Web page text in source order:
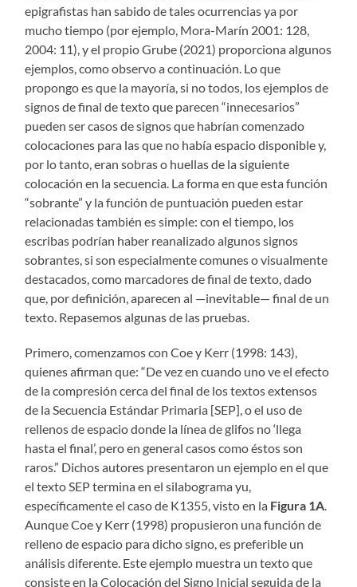
epigrafistas han sabido de tales ocurrencias ya por
mucho tiempo (por ejemplo, Mora-Marín 2001: 128,
2004: 11), y el propio Grube (2021) proporciona algunos
ejemplos, como observo a continuación. Lo que
propongo es que la mayoría, si no todos, los ejemplos de
signos de final de texto que parecen “innecesarios”
pueden ser casos de signos que habrían comenzado
colocaciones para las que no había espacio disponible y,
por lo tanto, eran sobras o huellas de la siguiente
colocación en la secuencia. La forma en que esta función
“sobrante” y la función de puntuación pueden estar
relacionadas también es simple: con el tiempo, los
escribas podrían haber reanalizado algunos signos
sobrantes, si son especialmente comunes o visualmente
destacados, como marcadores de final de texto, dado
que, por definición, aparecen al —inevitable— final de un
texto. Repasemos algunas de las pruebas.
Primero, comenzamos con Coe y Kerr (1998: 143),
quienes afirman que: “De vez en cuando uno ve el efecto
de la compresión cerca del final de los textos extensos
de la Secuencia Estándar Primaria [SEP], o el uso de
rellenos de espacio donde la línea de glifos no ‘llega
hasta el final’, pero en general casos como éstos son
raros.” Dichos autores presentaron un ejemplo en el que
el texto SEP termina en el silabograma yu,
específicamente el caso de K1355, visto en la Figura 1A
Aunque Coe y Kerr (1998) propusieron una función de
relleno de espacio para dicho signo, es preferible un
análisis diferente. Este ejemplo muestra un texto que
consiste en la Colocación del Signo Inicial seguida de la